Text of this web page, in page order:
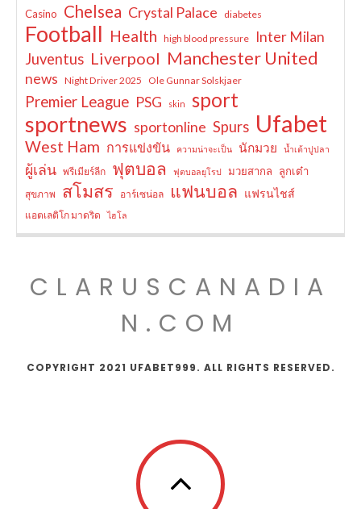
Casino Chelsea Crystal Palace diabetes
Football Health high blood pressure Inter Milan
Juventus Liverpool Manchester United
news Night Driver 2025 Ole Gunnar Solskjaer
Premier League PSG skin sport
sportnews sportonline Spurs Ufabet
West Ham การแข่งขัน ความน่าจะเป็น นักมวย น้ำเต้าปูปลา
ผู้เล่น พรีเมียร์ลีก ฟุตบอล ฟุตบอลยุโรป มวยสากล ลูกเต๋า
สุขภาพ สโมสร อาร์เซน่อล แฟนบอล แฟรนไชส์
แอตเลติโก มาดริด ไฮโล
CLARUSCANADIA
N.COM
COPYRIGHT 2021 UFABET999. ALL RIGHTS RESERVED.